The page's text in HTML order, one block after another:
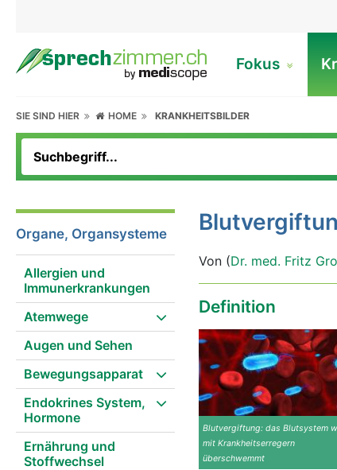
Fokus
SIE SIND HIER HOME KRANKHEITSBILDER
Organe, Organsysteme
Allergien und
Immunerkrankungen
Atemwege
Augen und Sehen
Bewegungsapparat
Endokrines System,
Hormone
Ernährung und
Stoffwechsel
Von (Dr. med. Fritz
Definition
Blutvergiftung: das Blutsystem
mit Krankheitserregern
überschwemmt